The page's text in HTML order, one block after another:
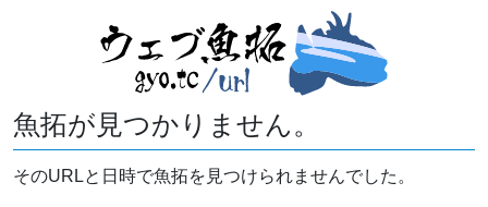
魚拓が見つかりません。
そのURLと日時で魚拓を見つけられませんでした。